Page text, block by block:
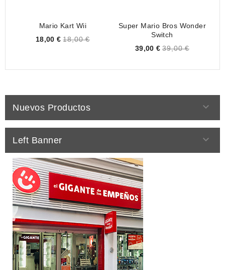
Mario Kart Wii
Price
18,00 € 18,00 €
Super Mario Bros Wonder
Switch
Price
39,00 € 39,00 €
Nuevos Productos 
Left Banner 